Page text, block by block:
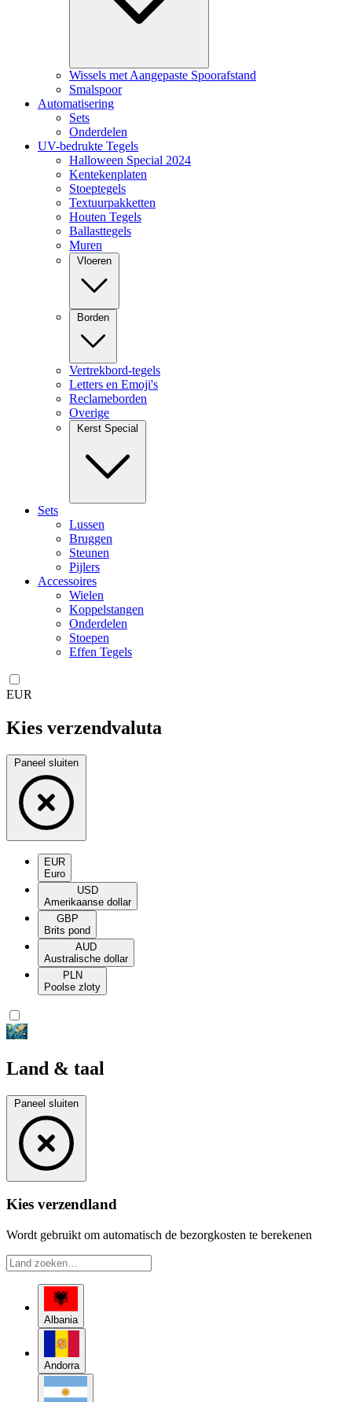
Wissels met Aangepaste Spoorafstand
Smalspoor
Automatisering
Sets
Onderdelen
UV-bedrukte Tegels
Halloween Special 2024
Kentekenplaten
Stoeptegels
Textuurpakketten
Houten Tegels
Ballasttegels
Muren
Vloeren
Borden
Vertrekbord-tegels
Letters en Emoji's
Reclameborden
Overige
Kerst Special
Sets
Lussen
Bruggen
Steunen
Pijlers
Accessoires
Wielen
Koppelstangen
Onderdelen
Stoepen
Effen Tegels
EUR
Kies verzendvaluta
Paneel sluiten
EUR
Euro
USD
Amerikaanse dollar
GBP
Brits pond
AUD
Australische dollar
PLN
Poolse zloty
Land & taal
Paneel sluiten
Kies verzendland
Wordt gebruikt om automatisch de bezorgkosten te berekenen
Albania
Andorra